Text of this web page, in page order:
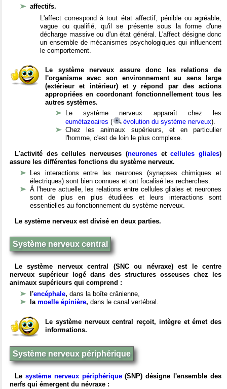
affectifs.
L'affect correspond à tout état affectif, pénible ou agréable,
vague ou qualifié, qu'il se présente sous la forme d'une
décharge massive ou d'un état général. L'affect désigne donc
un ensemble de mécanismes psychologiques qui influencent
le comportement.
Le système nerveux assure donc les relations de
l'organisme avec son environnement au sens large
(extérieur et intérieur) et y répond par des actions
appropriées en coordonant fonctionnellement tous les
autres systèmes.
Le système nerveux apparaît chez les
eumétazoaires ( évolution du système nerveux).
Chez les animaux supérieurs, et en particulier
l'homme, c'est de loin le plus complexe.
L'activité des cellules nerveuses (neuronesetcellules gliales)
assure les différentes fonctions du système nerveux.
Les interactions entre les neurones (synapses chimiques et
électriques) sont bien connues et ont focalisé les recherches.
À l'heure actuelle, les relations entre cellules gliales et neurones
sont de plus en plus étudiées et leurs interactions sont
essentielles au fonctionnement du système nerveux.
Le système nerveux est divisé en deux parties.
Système nerveux central
Le système nerveux central (SNC ou névraxe) est le centre
nerveux supérieur logé dans des structures osseuses chez les
animaux supérieurs qui comprend :
l'encéphale, dans la boîte crânienne,
la moelle épinière, dans le canal vertébral.
Le système nerveux central reçoit, intègre et émet des
informations.
Système nerveux périphérique
Le système nerveux périphérique(SNP) désigne l'ensemble des
nerfs qui émergent du névraxe :